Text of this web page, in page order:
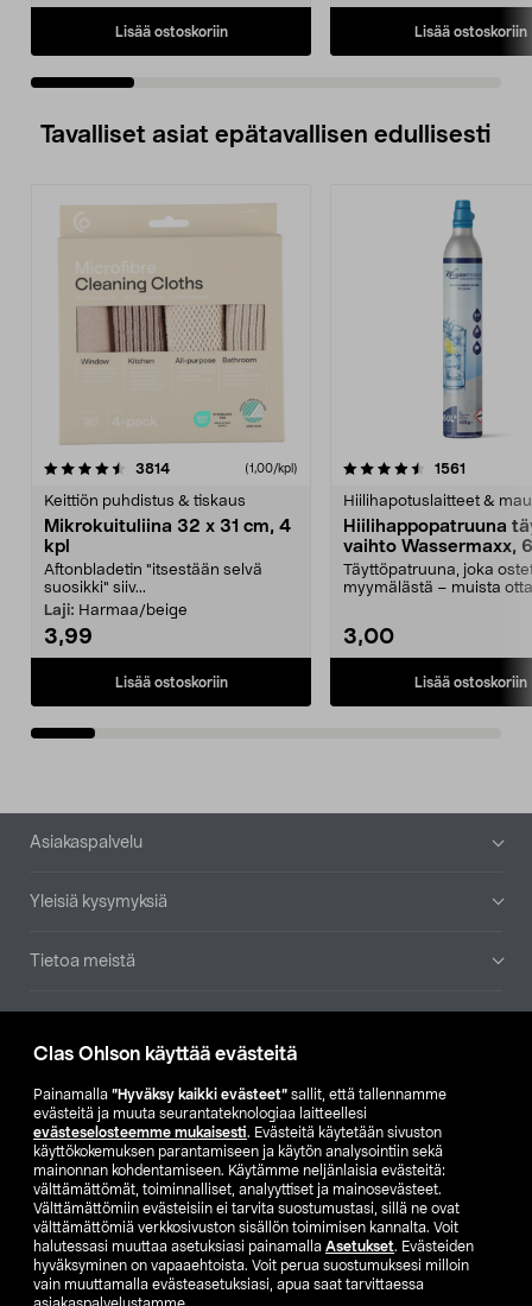
Clas Ohlson käyttää evästeitä
Painamalla ”Hyväksy kaikki evästeet” sallit, että tallennamme
evästeitä ja muuta seurantateknologiaa laitteellesi
evästeselosteemme mukaisesti. Evästeitä käytetään sivuston
käyttökokemuksen parantamiseen ja käytön analysointiin sekä
mainonnan kohdentamiseen. Käytämme neljänlaisia evästeitä:
välttämättömät, toiminnalliset, analyyttiset ja mainosevästeet.
Välttämättömiin evästeisiin ei tarvita suostumustasi, sillä ne ovat
välttämättömiä verkkosivuston sisällön toimimisen kannalta. Voit
halutessasi muuttaa asetuksiasi painamalla Asetukset. Evästeiden
hyväksyminen on vapaaehtoista. Voit perua suostumuksesi milloin
vain muuttamalla evästeasetuksiasi, apua saat tarvittaessa
Lisää ostoskoriin Lisää ostoskoriin
Tavalliset asiat epätavallisen edullisesti
3814arvostelut (1,00/kpl)
Keittiön puhdistus & tiskaus
Mikrokuituliina 32 x 31 cm, 4
kpl
Aftonbladetin "itsestään selvä
suosikki" siiv...
Laji: Harmaa/beige
3,99
Lisää ostoskoriin
4.5viidestä
1561
Hiilihapotuslaitteet &
Hiilihappopatruuna
vaihto Wassermaxx,
Täyttöpatruuna, joka
myymälästä – muista
3,00
Lisää ostoskoriin
4.5viidestä
Alatunniste
Asiakaspalvelu
Yleisiä kysymyksiä
Tietoa meistä
Etsi myymälä
SE NO FI
FI SV